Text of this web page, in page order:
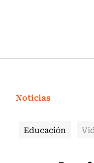
Noticias
Educación